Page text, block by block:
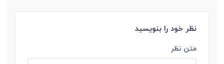
نظر خود را بنویسید
متن نظر